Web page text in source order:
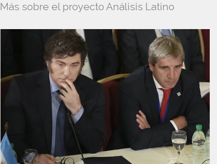
Más sobre el proyecto Análisis Latino